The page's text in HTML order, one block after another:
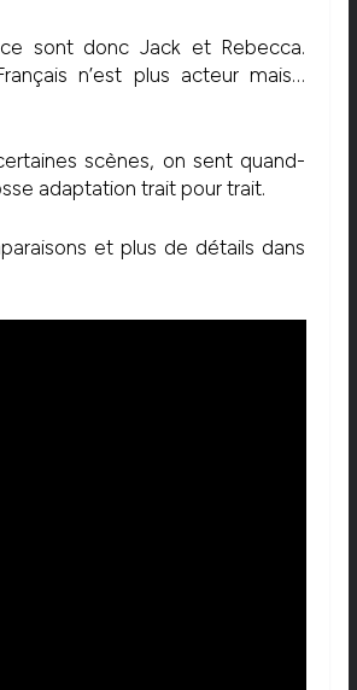
sont donc Jack et Rebecca.
n’est plus acteur mais…
scènes, on sent quand-
adaptation trait pour trait.
et plus de détails dans